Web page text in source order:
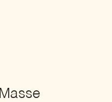
Masse